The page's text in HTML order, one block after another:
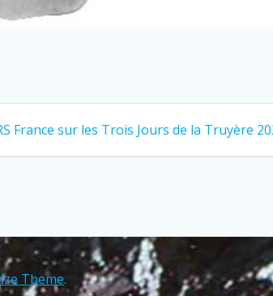
France sur les Trois Jours de la Truyère
Theme.